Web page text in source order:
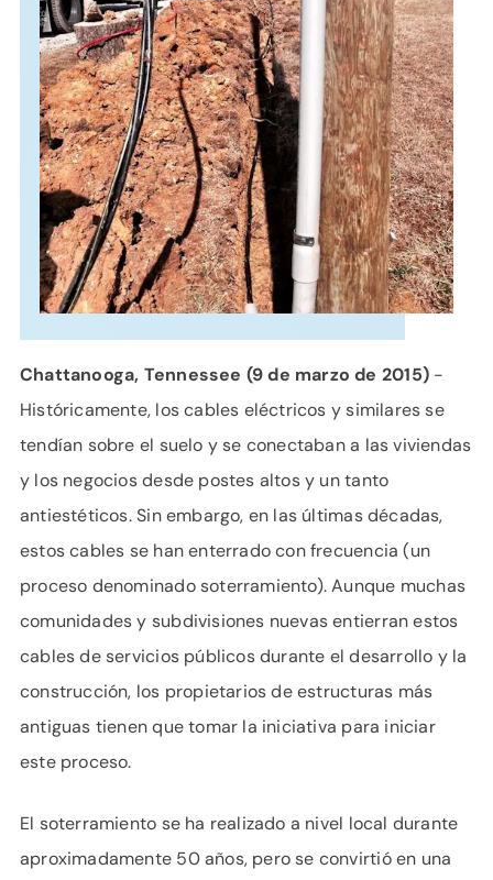
APOYO
IDIOMA
Chattanooga, Tennessee (9 de marzo de 2015)-
Históricamente, los cables eléctricos y similares se
tendían sobre el suelo y se conectaban a las viviendas
y los negocios desde postes altos y un tanto
antiestéticos. Sin embargo, en las últimas décadas,
estos cables se han enterrado con frecuencia (un
proceso denominado soterramiento). Aunque muchas
comunidades y subdivisiones nuevas entierran estos
cables de servicios públicos durante el desarrollo y la
construcción, los propietarios de estructuras más
antiguas tienen que tomar la iniciativa para iniciar
este proceso.
El soterramiento se ha realizado a nivel local durante
aproximadamente 50 años, pero se convirtió en una